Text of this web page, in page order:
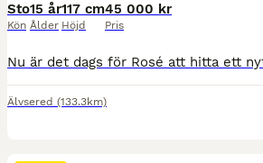
Sto
Kön
15 år
Ålder
117 cm
Höjd
45 000 kr
Pris
Älvsered (133.3km)